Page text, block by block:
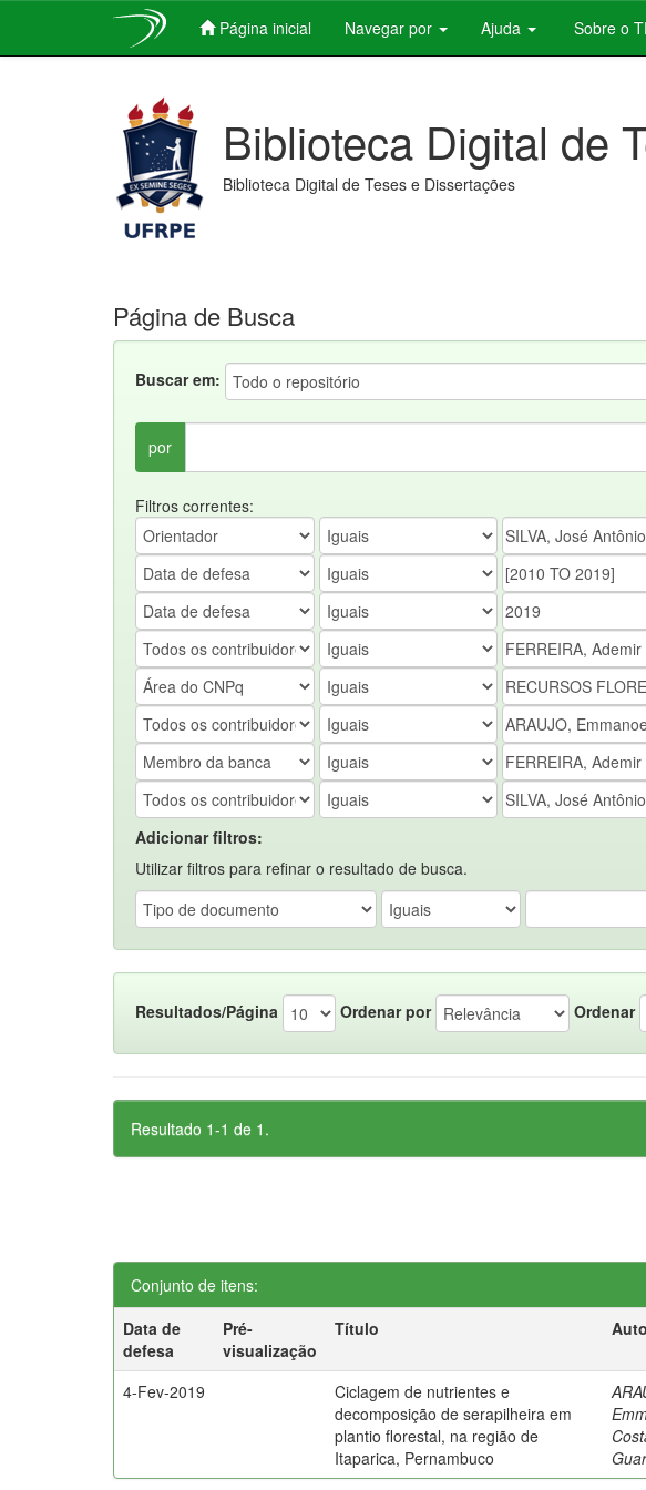
Página inicial Navegar por Ajuda Sobre o
Biblioteca Digital de
Biblioteca Digital de Teses e Dissertações
Página de Busca
Buscar em:
por
Filtros correntes:
Adicionar filtros:
Utilizar filtros para refinar o resultado de busca.
Resultados/Página Ordenar por Ordenar
Resultado 1-1 de 1.
Conjunto de itens:
Data de
defesa
Pré-
visualização
Título
4-Fev-2019
Ciclagem de nutrientes e
decomposição de serapilheira em
plantio florestal, na região de
Itaparica, Pernambuco